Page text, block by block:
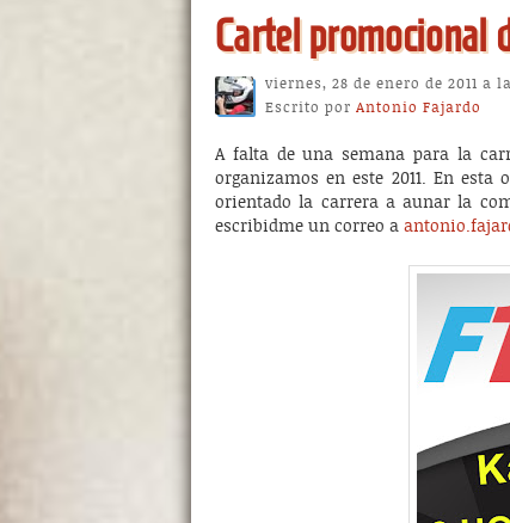
Cartel promocional
viernes, 28 de enero de 2011 a
Escrito por Antonio Fajardo
A falta de una semana para la
organizamos en este 2011. En
orientado la carrera a aunar la
escribidme un correo a